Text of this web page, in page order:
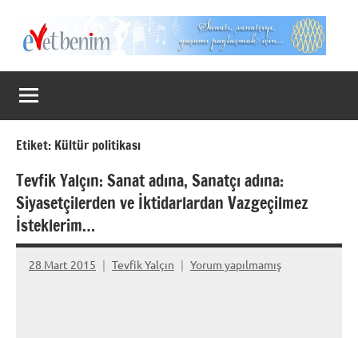
Evet
Benim
Etiket: Kültür politikası
Tevfik Yalçın: Sanat adına, Sanatçı adına:
Siyasetçilerden ve İktidarlardan Vazgeçilmez
İsteklerim…
28 Mart 2015 Tevfik Yalçın Yorum yapılmamış